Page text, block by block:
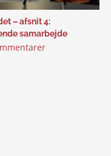
– afsnit 4:
samarbejde